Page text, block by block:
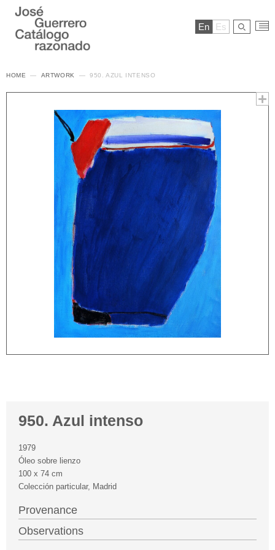
En Es
HOME ARTWORK 950. AZUL INTENSO
950. Azul intenso
1979
Óleo sobre lienzo
100 x 74 cm
Colección particular, Madrid
Provenance
Observations